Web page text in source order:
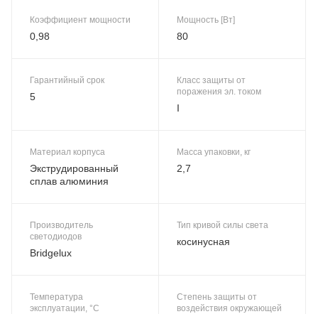
Коэффициент мощности
0,98
Мощность [Вт]
80
Гарантийный срок
5
Класс защиты от
поражения эл. током
I
Материал корпуса
Экструдированный
сплав алюминия
Масса упаковки, кг
2,7
Производитель
светодиодов
Bridgelux
Тип кривой силы света
косинусная
Температура
эксплуатации, °C
Степень защиты от
воздействия окружающей